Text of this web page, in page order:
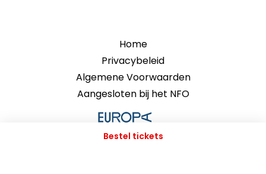
Bestel tickets
Home
Privacybeleid
Algemene Voorwaarden
Aangesloten bij het NFO